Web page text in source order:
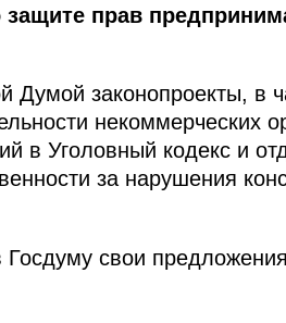
прав
законопроекты, в
некоммерческих
в Уголовный кодекс и
за нарушения
Госдуму свои